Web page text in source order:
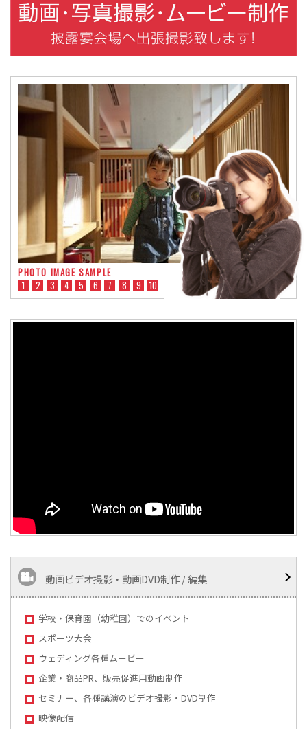
PHOTO IMAGE SAMPLE
1
2 3 4 5 6 7 8 9 10
動画ビデオ撮影・動画DVD制作 / 編集
学校・保育園（幼稚園）でのイベント
スポーツ大会
ウェディング各種ムービー
企業・商品PR、販売促進用動画制作
セミナー、各種講演のビデオ撮影・DVD制作
映像配信